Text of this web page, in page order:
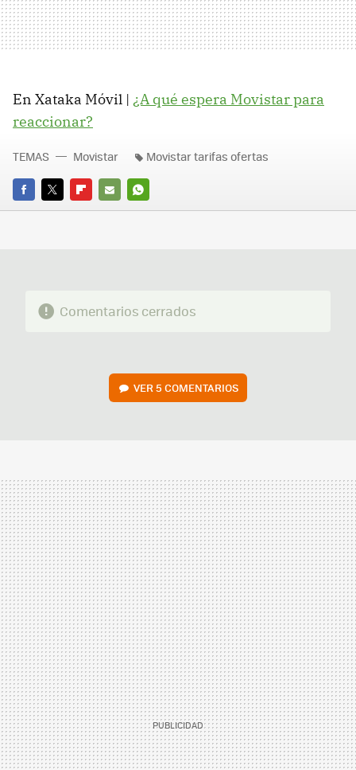
En Xataka Móvil | ¿A qué espera Movistar para
reaccionar?
FACEBOOK
TWITTERFLIPBOARD
E-
WHATSAPP
TEMAS Movistar Movistar tarifas ofertas
Comentarios cerrados
VER 5 COMENTARIOS